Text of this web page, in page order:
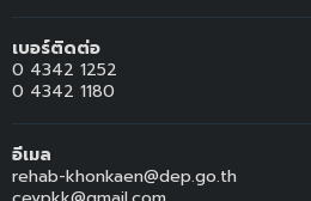
เบอร์ติดต่อ
0 4342 1252
0 4342 1180
อีเมล
rehab-khonkaen@dep.go.th